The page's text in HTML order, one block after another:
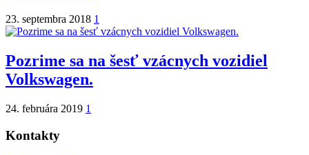
23. septembra 2018 1
Pozrime sa na šesť vzácnych vozidiel
Volkswagen.
24. februára 2019 1
Kontakty